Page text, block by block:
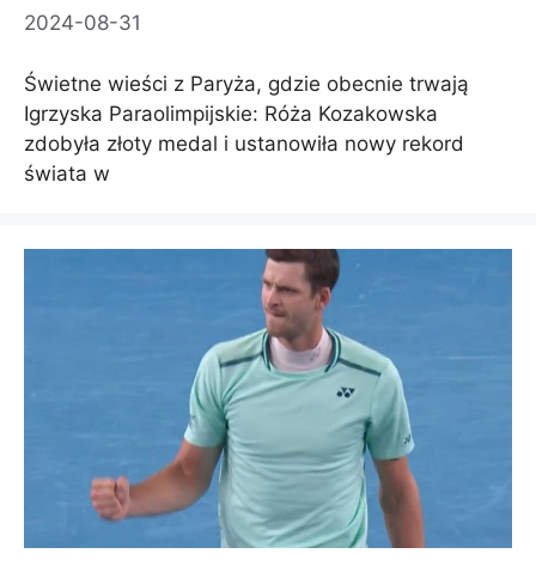
2024-08-31
Świetne wieści z Paryża, gdzie obecnie trwają
Igrzyska Paraolimpijskie: Róża Kozakowska
zdobyła złoty medal i ustanowiła nowy rekord
świata w